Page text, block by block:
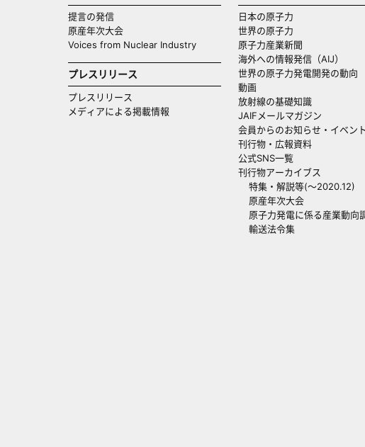
提言の発信
原産年次大会
Voices from Nuclear Industry
プレスリリース
プレスリリース
メディアによる掲載情報
日本の原子力
世界の原子力
原子力産業新聞
海外への情報発信（AIJ）
世界の原子力発電開発の動向
動画
放射線の基礎知識
JAIFメールマガジン
会員からのお知らせ・イベン
刊行物・広報資料
公式SNS一覧
刊行物アーカイブス
特集・解説等(～2020.12)
原産年次大会
原子力発電に係る産業動向
輸送法令集